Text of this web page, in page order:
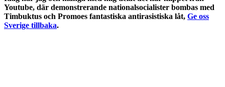
Youtube, där demonstrerande nationalsocialister bombas med
Timbuktus och Promoes fantastiska antirasistiska låt, Ge oss
Sverige tillbaka.